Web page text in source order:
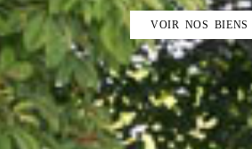
VOIR NOS BIENS